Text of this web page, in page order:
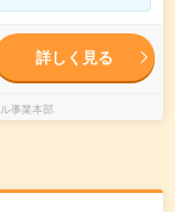
詳しく見る
事業本部